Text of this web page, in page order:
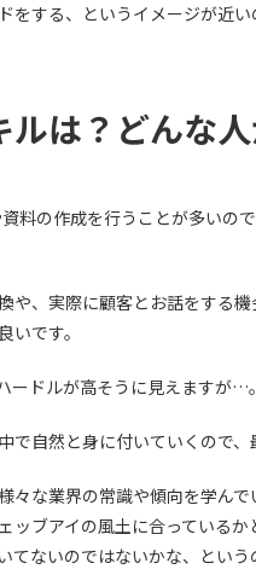
をする、というイメージが近い
は？どんな
料の作成を行うことが多い
や、実際に顧客とお話をする
いです。
ードルが高そうに見えますが…。
で自然と身に付いていくので、
々な業界の常識や傾向を学ん
ッブアイの風土に合っている
てないのではないかな、という